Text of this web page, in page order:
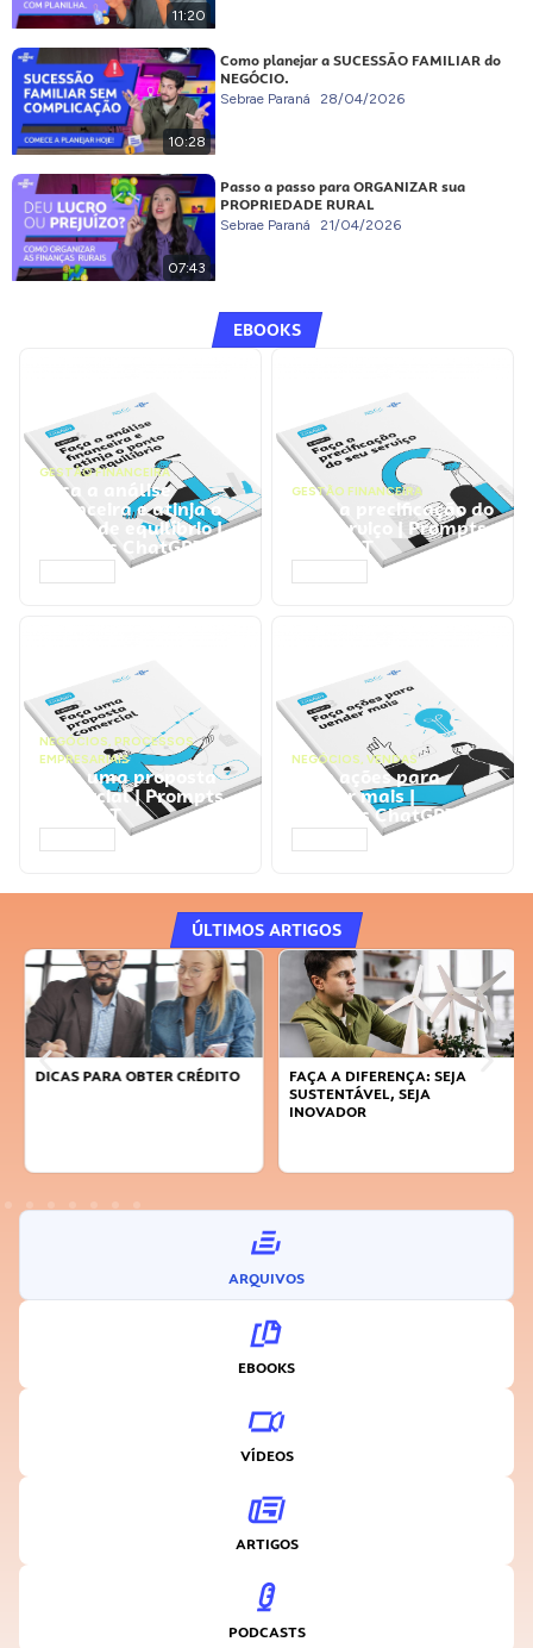
11:20
10:28
Como planejar a SUCESSÃO FAMILIAR do
NEGÓCIO.
Sebrae Paraná 28/04/2026
07:43
Passo a passo para ORGANIZAR sua
PROPRIEDADE RURAL
Sebrae Paraná 21/04/2026
EBOOKS
GESTÃO FINANCEIRA
Faça a análise
financeira e atinja o
ponto de equilíbrio |
Prompts ChatGPT
GESTÃO FINANCEIRA
Faça a precificação do
seu serviço | Prompts
ChatGPT
NEGÓCIOS, PROCESSOS
EMPRESARIAIS
Faça uma proposta
comercial | Prompts
ChatGPT
NEGÓCIOS, VENDAS
Faça ações para
vender mais |
Prompts ChatGPT
ÚLTIMOS ARTIGOS
DICAS PARA OBTER CRÉDITO
FAÇA A DIFERENÇA: SEJA
SUSTENTÁVEL, SEJA
INOVADOR
ARQUIVOS
EBOOKS
VÍDEOS
ARTIGOS
PODCASTS